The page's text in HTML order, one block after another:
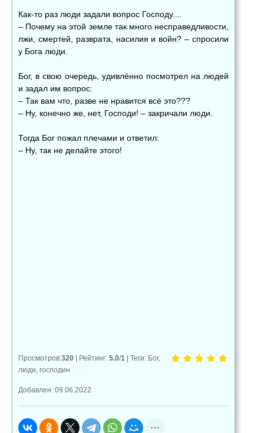
Как-то раз люди задали вопрос Господу....
– Почему на этой земле так много несправедливости,
лжи, смертей, разврата, насилия и войн? – спросили
у Бога люди.
Бог, в свою очередь, удивлённо посмотрел на людей
и задал им вопрос:
– Так вам что, разве не нравится всё это???
– Ну, конечно же, нет, Господи! – закричали люди.
Тогда Бог пожал плечами и ответил:
– Ну, так не делайте этого!
Просмотров:320 | Рейтинг: 5.0/1 | Теги: Бог,
люди господин
Добавлен: 09.06.2022